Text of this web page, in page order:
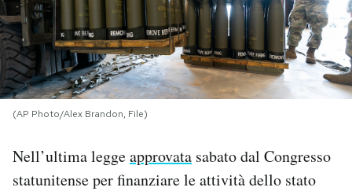
NEWSLETTER
I MIEI PREFERITI
SHOP
CALENDARIO
(AP Photo/Alex Brandon, File)
Nell’ultima leggeapprovata sabato dal Congresso
statunitense per finanziare le attività dello stato